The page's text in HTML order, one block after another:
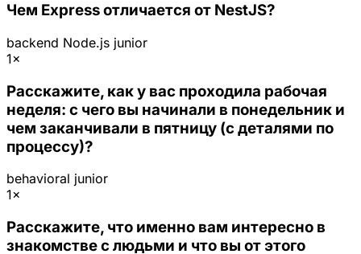
Чем Express отличается от NestJS?
backend Node.js junior
1×
Расскажите, как у вас проходила рабочая
неделя: с чего вы начинали в понедельник и
чем заканчивали в пятницу (с деталями по
процессу)?
behavioral junior
1×
Расскажите, что именно вам интересно в
знакомстве с людьми и что вы от этого